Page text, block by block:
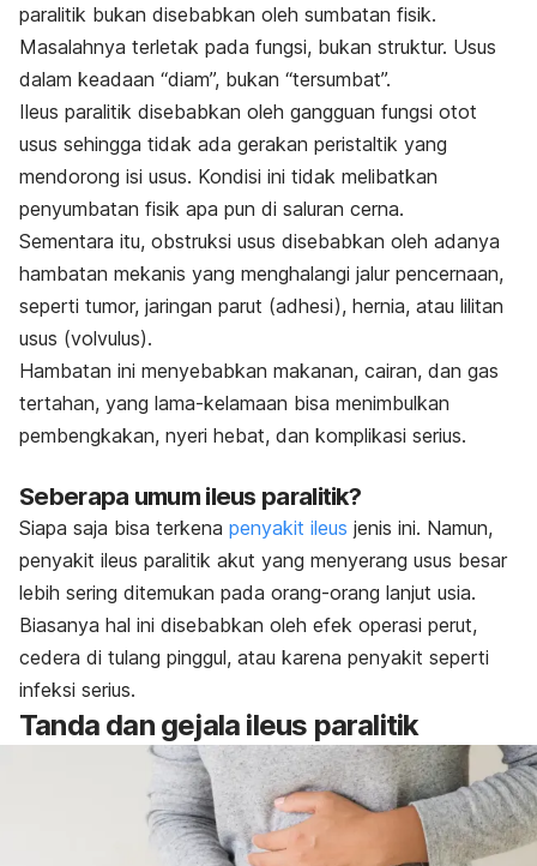
paralitik bukan disebabkan oleh sumbatan fisik.
Masalahnya terletak pada fungsi, bukan struktur. Usus
dalam keadaan “diam”, bukan “tersumbat”.
Ileus paralitik disebabkan oleh gangguan fungsi otot
usus sehingga tidak ada gerakan peristaltik yang
mendorong isi usus. Kondisi ini tidak melibatkan
penyumbatan fisik apa pun di saluran cerna.
Sementara itu, obstruksi usus disebabkan oleh adanya
hambatan mekanis yang menghalangi jalur pencernaan,
seperti tumor, jaringan parut (adhesi), hernia, atau lilitan
usus (volvulus).
Hambatan ini menyebabkan makanan, cairan, dan gas
tertahan, yang lama-kelamaan bisa menimbulkan
pembengkakan, nyeri hebat, dan komplikasi serius.
Seberapa umum ileus paralitik?
Siapa saja bisa terkena penyakit ileus jenis ini. Namun,
penyakit ileus paralitik akut yang menyerang usus besar
lebih sering ditemukan pada orang-orang lanjut usia.
Biasanya hal ini disebabkan oleh efek operasi perut,
cedera di tulang pinggul, atau karena penyakit seperti
infeksi serius.
Tanda dan gejala ileus paralitik